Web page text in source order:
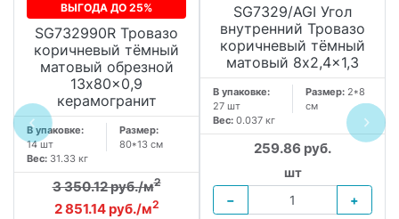
ВЫГОДА ДО 25%
SG732990R Тровазо
коричневый тёмный
матовый обрезной
13x80x0,9
керамогранит
В упаковке:
14 шт
Размер:
80*13 см
Вес: 31.33 кг
3 350.12 руб./м2
2 851.14 руб./м2
SG7329/AGI Угол
внутренний Тровазо
коричневый тёмный
матовый 8x2,4x1,3
В упаковке:
27 шт
Размер: 2*8
см
Вес: 0.037 кг
259.86 руб.
шт
−
+